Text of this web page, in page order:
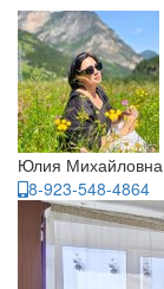
Юлия Михайловна
8-923-548-4864